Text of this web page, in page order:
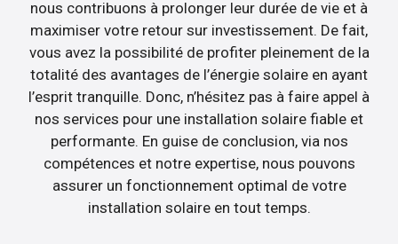
nous contribuons à prolonger leur durée de vie et à
maximiser votre retour sur investissement. De fait,
vous avez la possibilité de profiter pleinement de la
totalité des avantages de l’énergie solaire en ayant
l’esprit tranquille. Donc, n’hésitez pas à faire appel à
nos services pour une installation solaire fiable et
performante. En guise de conclusion, via nos
compétences et notre expertise, nous pouvons
assurer un fonctionnement optimal de votre
installation solaire en tout temps.